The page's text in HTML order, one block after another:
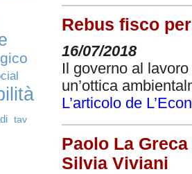
tav
Rebus fisco
16/07/2018
Il governo al
un’ottica
L’articolo de
Paolo La
Silvia Viviani